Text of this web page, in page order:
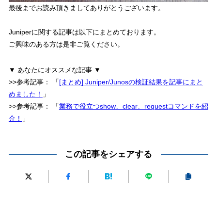
最後までお読み頂きましてありがとうございます。
Juniperに関する記事は以下にまとめております。
ご興味のある方は是非ご覧ください。
▼ あなたにオススメな記事 ▼
>>参考記事：
「[まとめ] Juniper/Junosの検証結果を記事にまと
めました！
」
>>参考記事：
「業務で役立つshow、clear、requestコマンドを紹
介！
」
この記事をシェアする